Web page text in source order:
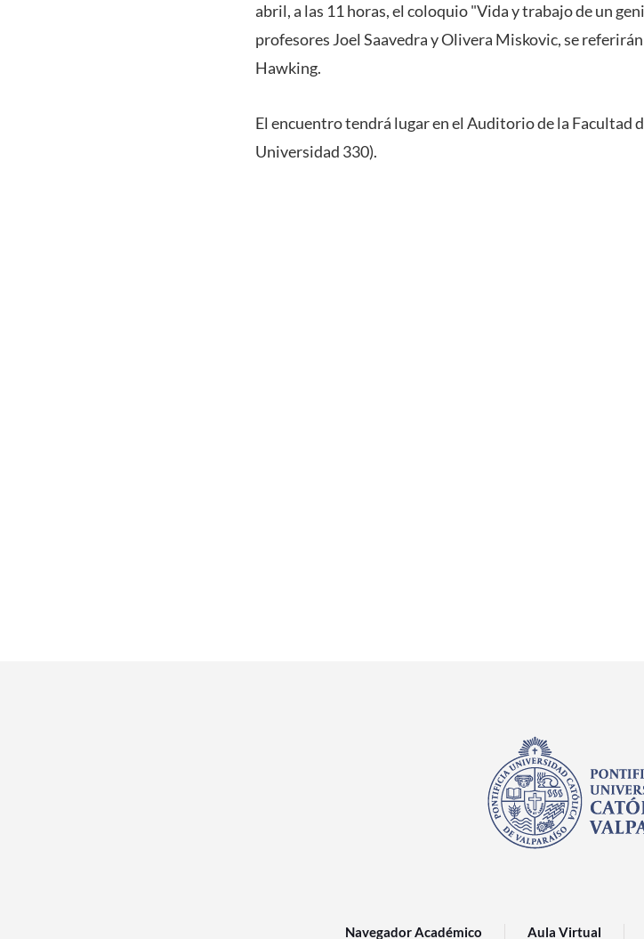
abril, a las 11 horas, el coloquio "Vida y trabajo de un
profesores Joel Saavedra y Olivera Miskovic, se
Hawking.
El encuentro tendrá lugar en el Auditorio de la Facultad
Universidad 330).
Navegador Académico Aula Virtual